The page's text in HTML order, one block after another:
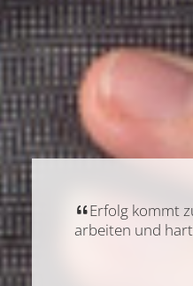
Erfolg kommt
arbeiten und